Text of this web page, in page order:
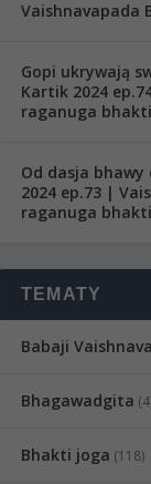
Vaishnavapada
Gopi ukrywają
Kartik 2024
raganuga bhakti
Od dasja
2024 ep.73 |
raganuga bhakti
TEMATY
Babaji
Bhagawadgita
Bhakti joga (118)